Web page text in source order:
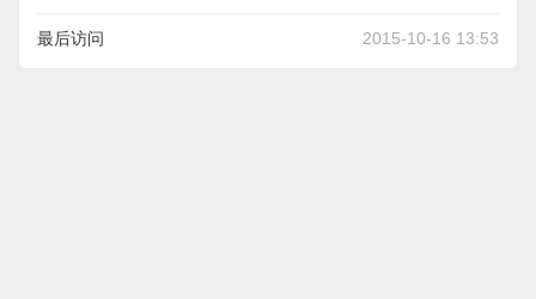
最后访问 2015-10-16 13:53